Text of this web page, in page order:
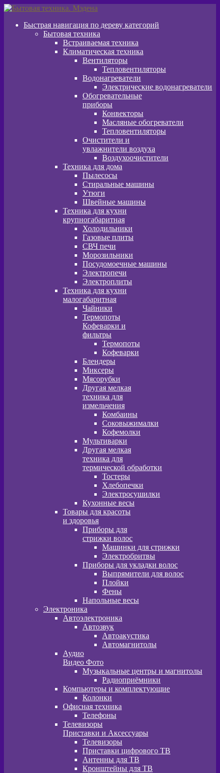
Перейти
навигации
Перейти
содержимому
Быстрая навигация по дереву категорий
Бытовая техника
Встраиваемая техника
Климатическая техника
Вентиляторы
Тепловентиляторы
Водонагреватели
Электрические водонагреватели
Обогревательные
приборы
Конвекторы
Масляные обогреватели
Тепловентиляторы
Очистители и
увлажнители воздуха
Воздухоочистители
Техника для дома
Пылeсосы
Стиральные машины
Утюги
Швейные машины
Техника для кухни
крупногабаритная
Холодильники
Газовые плиты
СВЧ печи
Морозильники
Посудомоечные машины
Электропечи
Электроплиты
Техника для кухни
малогабаритная
Чайники
Термопоты
Кофеварки и
фильтры
Термопоты
Кофеварки
Блендеры
Миксеры
Мясорубки
Другая мелкая
техника для
измельчения
Комбаины
Соковыжималки
Кофемолки
Мультиварки
Другая мелкая
техника для
термической обработки
Тостеры
Хлебопечки
Электросушилки
Кухонные весы
Товары для красоты
и здоровья
Приборы для
стрижки волос
Машинки для стрижки
Электробритвы
Приборы для укладки волос
Выпрямители для волос
Плойки
Фены
Напольные весы
Электроника
Автоэлектроника
Автозвук
Автоакустика
Автомагнитолы
Аудио
Видео Фото
Музыкальные центры и магнитолы
Радиоприёмники
Компьютеры и комплектующие
Колонки
Офисная техника
Телефоны
Телевизоры
Приставки и Аксессуары
Телевизоры
Приставки цифрового ТВ
Антенны для ТВ
Кронштейны для ТВ